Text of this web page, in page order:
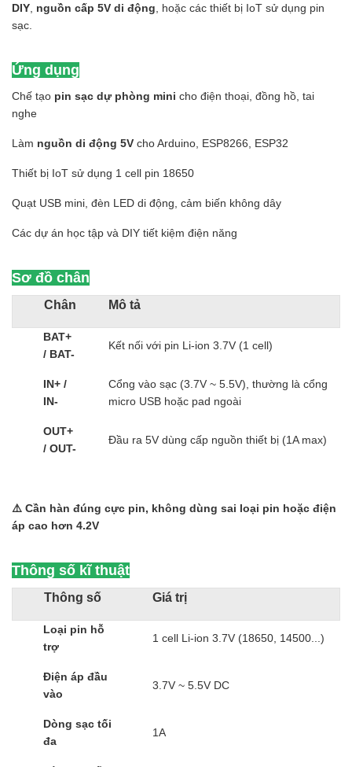
DIY nguồn cấp 5V di động , hoặc các thiết bị IoT sử dụng pin
sạc.
Ứng dụng
Chế tạo pin sạc dự phòng mini cho điện thoại, đồng hồ, tai
nghe
Làm nguồn di động 5V cho Arduino, ESP8266, ESP32
Thiết bị IoT sử dụng 1 cell pin 18650
Quạt USB mini, đèn LED di động, cảm biến không dây
Các dự án học tập và DIY tiết kiệm điện năng
Sơ đồ chân
Chân Mô tả
BAT+
/ BAT-
Kết nối với pin Li-ion 3.7V (1 cell)
IN+ /
IN-
Cổng vào sạc (3.7V ~ 5.5V), thường là cổng
micro USB hoặc pad ngoài
OUT+
/ OUT-
Đầu ra 5V dùng cấp nguồn thiết bị (1A max)
⚠️ Cần hàn đúng cực pin, không dùng sai loại pin hoặc điện
áp cao hơn 4.2V
Thông số kĩ thuật
Thông số Giá trị
Loại pin hỗ
trợ
1 cell Li-ion 3.7V (18650, 14500...)
Điện áp đầu
vào
3.7V ~ 5.5V DC
Dòng sạc tối
đa
1A